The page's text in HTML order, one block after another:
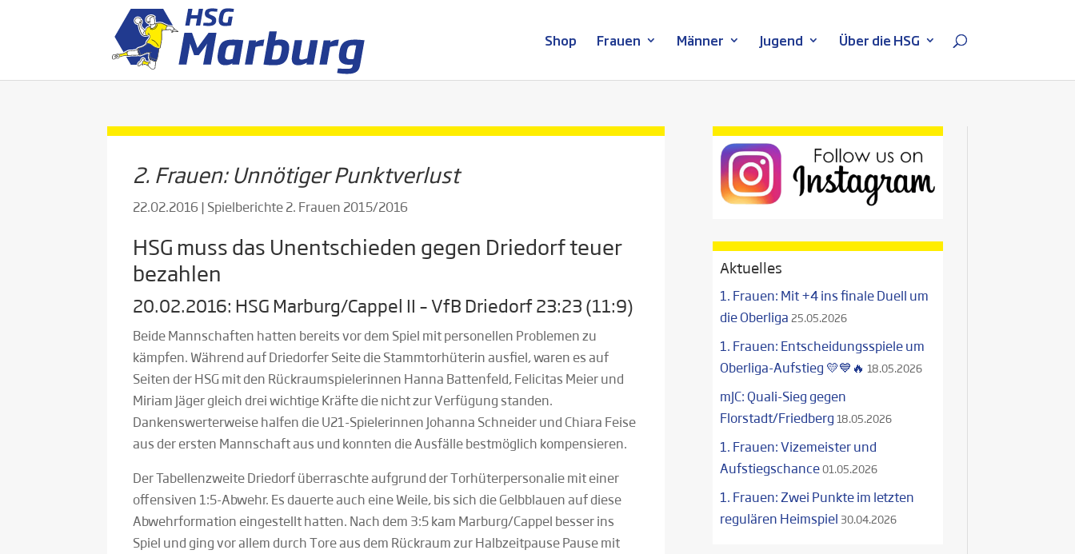
Shop Frauen Männer Jugend Über die HSG
2. Frauen: Unnötiger Punktverlust
22.02.2016 | Spielberichte 2. Frauen 2015/2016
HSG muss das Unentschieden gegen Driedorf teuer
bezahlen
20.02.2016: HSG Marburg/Cappel II – VfB Driedorf 23:23 (11:9)
Beide Mannschaften hatten bereits vor dem Spiel mit personellen Problemen zu
kämpfen. Während auf Driedorfer Seite die Stammtorhüterin ausfiel, waren es auf
Seiten der HSG mit den Rückraumspielerinnen Hanna Battenfeld, Felicitas Meier und
Miriam Jäger gleich drei wichtige Kräfte die nicht zur Verfügung standen.
Dankenswerterweise halfen die U21-Spielerinnen Johanna Schneider und Chiara Feise
aus der ersten Mannschaft aus und konnten die Ausfälle bestmöglich kompensieren.
Der Tabellenzweite Driedorf überraschte aufgrund der Torhüterpersonalie mit einer
offensiven 1:5-Abwehr. Es dauerte auch eine Weile, bis sich die Gelbblauen auf diese
Abwehrformation eingestellt hatten. Nach dem 3:5 kam Marburg/Cappel besser ins
Spiel und ging vor allem durch Tore aus dem Rückraum zur Halbzeitpause Pause mit
Aktuelles
1. Frauen: Mit +4 ins finale Duell um
die Oberliga 25.05.2026
1. Frauen: Entscheidungsspiele um
Oberliga-Aufstieg 💛💙🔥 18.05.2026
mJC: Quali-Sieg gegen
Florstadt/Friedberg 18.05.2026
1. Frauen: Vizemeister und
Aufstiegschance01.05.2026
1. Frauen: Zwei Punkte im letzten
regulären Heimspiel 30.04.2026